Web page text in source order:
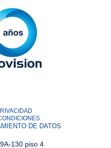
DE DATOS
130 piso 4